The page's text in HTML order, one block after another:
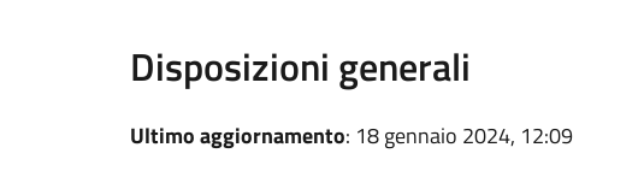
Disposizioni generali
Ultimo aggiornamento: 18 gennaio 2024, 12:09